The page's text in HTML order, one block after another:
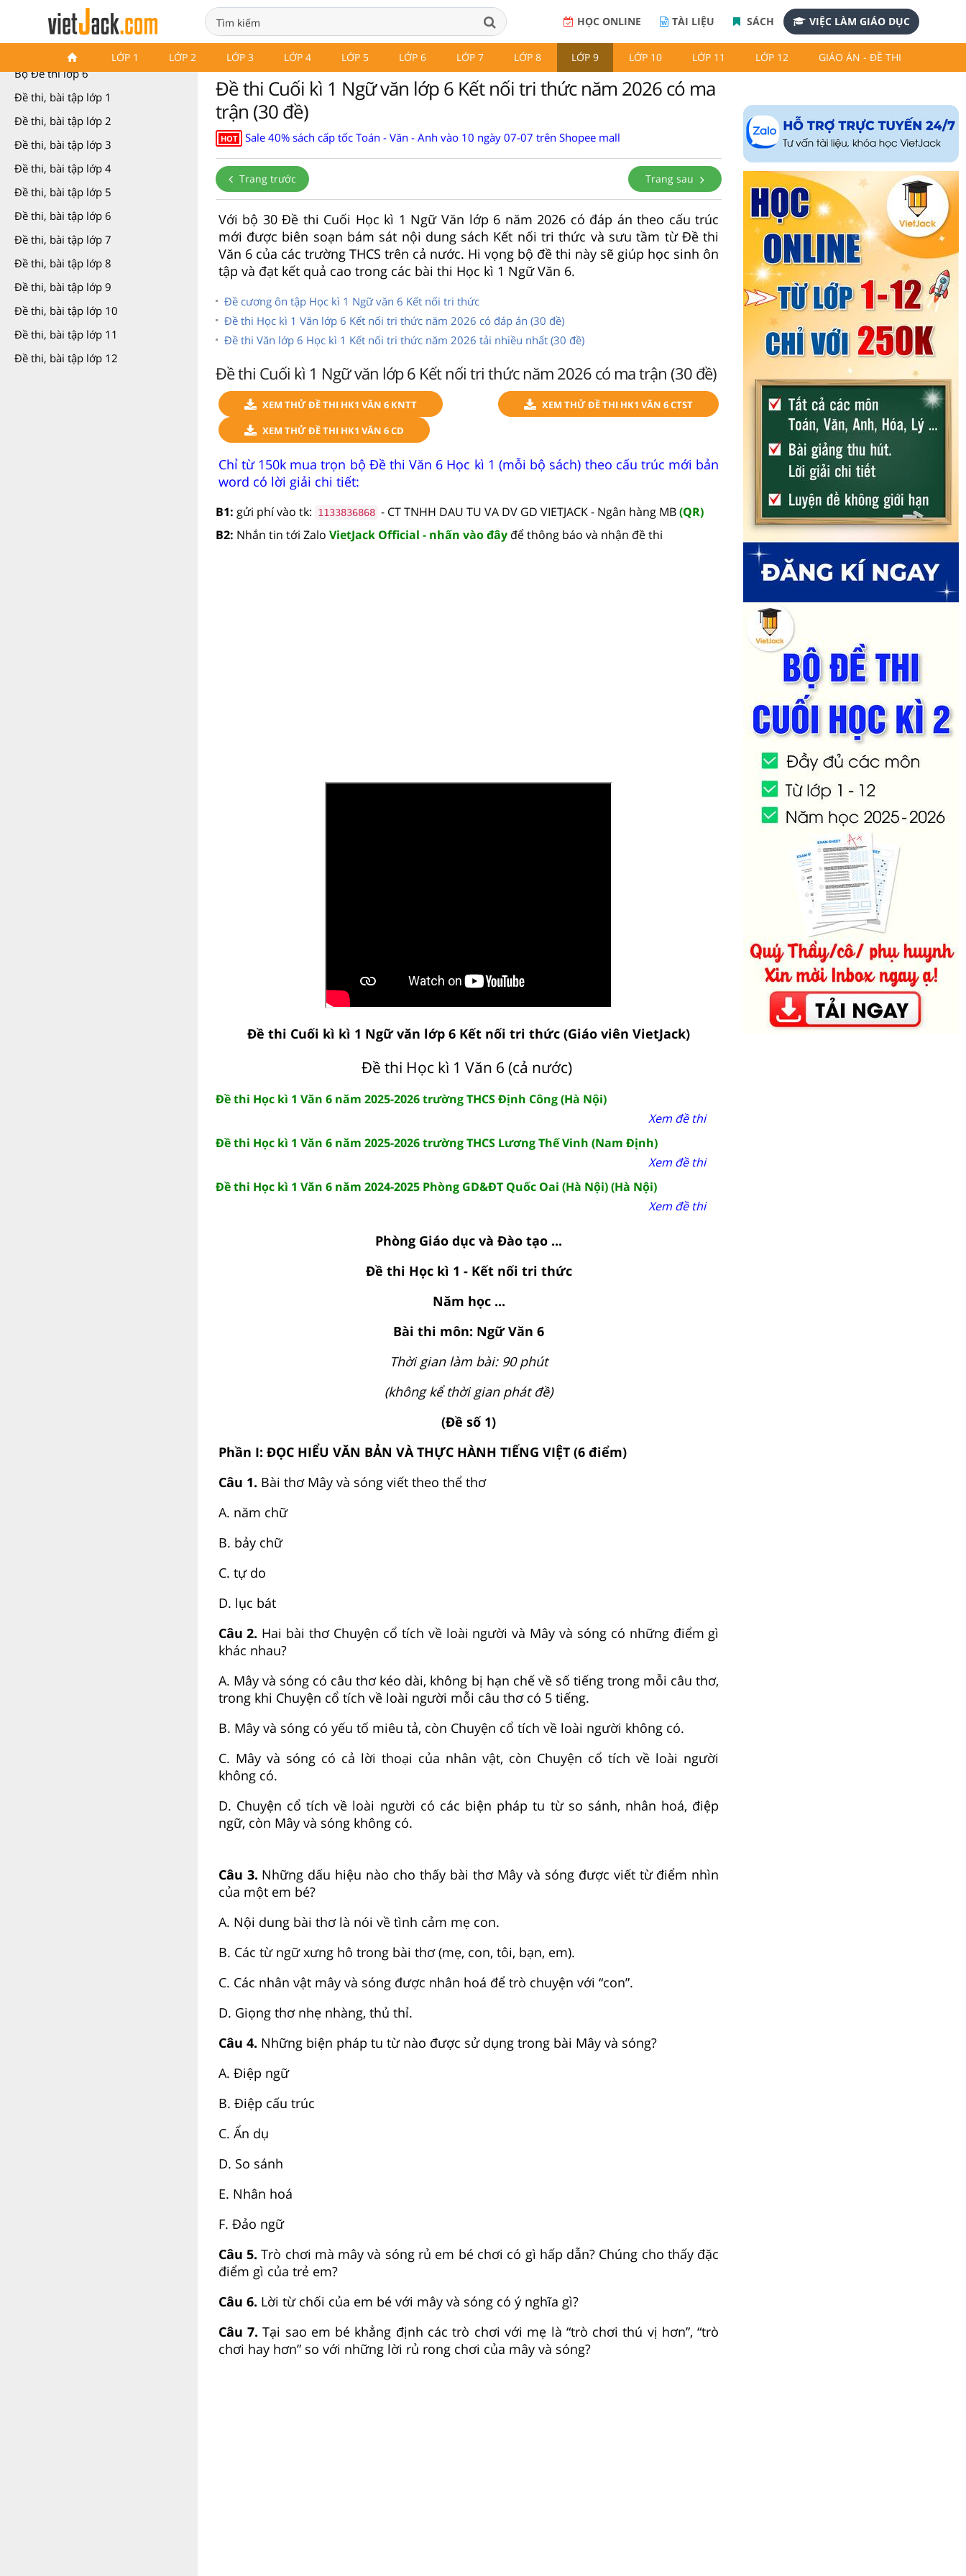
HỌC ONLINE TÀI LIỆU SÁCH VIỆC LÀM GIÁO DỤC
LỚP 1 LỚP 2 LỚP 3 LỚP 4 LỚP 5 LỚP 6 LỚP 7 LỚP 8 LỚP 9 LỚP 10 LỚP 11 LỚP 12 GIÁO ÁN - ĐỀ THI
Bộ Đề thi lớp 6
Bộ Đề thi lớp 6
Đề thi, bài tập lớp 1
Đề thi, bài tập lớp 2
Đề thi, bài tập lớp 3
Đề thi, bài tập lớp 4
Đề thi, bài tập lớp 5
Đề thi, bài tập lớp 6
Đề thi, bài tập lớp 7
Đề thi, bài tập lớp 8
Đề thi, bài tập lớp 9
Đề thi, bài tập lớp 10
Đề thi, bài tập lớp 11
Đề thi, bài tập lớp 12
Đề thi Cuối kì 1 Ngữ văn lớp 6 Kết nối tri thức năm 2026 có ma
trận (30 đề)
HOT Sale 40% sách cấp tốc Toán - Văn - Anh vào 10 ngày 07-07 trên Shopee mall
Trang trước Trang sau
Với bộ 30 Đề thi Cuối Học kì 1 Ngữ Văn lớp 6 năm 2026 có đáp án theo cấu trúc
mới được biên soạn bám sát nội dung sách Kết nối tri thức và sưu tầm từ Đề thi
Văn 6 của các trường THCS trên cả nước. Hi vọng bộ đề thi này sẽ giúp học sinh ôn
tập và đạt kết quả cao trong các bài thi Học kì 1 Ngữ Văn 6.
Đề cương ôn tập Học kì 1 Ngữ văn 6 Kết nối tri thức
Đề thi Học kì 1 Văn lớp 6 Kết nối tri thức năm 2026 có đáp án (30 đề)
Đề thi Văn lớp 6 Học kì 1 Kết nối tri thức năm 2026 tải nhiều nhất (30 đề)
Đề thi Cuối kì 1 Ngữ văn lớp 6 Kết nối tri thức năm 2026 có ma trận (30 đề)
XEM THỬ ĐỀ THI HK1 VĂN 6 KNTT
XEM THỬ ĐỀ THI HK1 VĂN 6 CTST
XEM THỬ ĐỀ THI HK1 VĂN 6 CD
Chỉ từ 150k mua trọn bộ Đề thi Văn 6 Học kì 1 (mỗi bộ sách) theo cấu trúc mới bản
word có lời giải chi tiết:
B1: gửi phí vào tk: 1133836868 - CT TNHH DAU TU VA DV GD VIETJACK - Ngân hàng MB(QR)
B2: Nhắn tin tới Zalo VietJack Official - nhấn vào đây để thông báo và nhận đề thi
Đề thi Cuối kì kì 1 Ngữ văn lớp 6 Kết nối tri thức (Giáo viên VietJack)
Đề thi Học kì 1 Văn 6 (cả nước)
Đề thi Học kì 1 Văn 6 năm 2025-2026 trường THCS Định Công (Hà Nội)
Xem đề thi
Đề thi Học kì 1 Văn 6 năm 2025-2026 trường THCS Lương Thế Vinh (Nam Định)
Xem đề thi
Đề thi Học kì 1 Văn 6 năm 2024-2025 Phòng GD&ĐT Quốc Oai (Hà Nội) (Hà Nội)
Xem đề thi
Phòng Giáo dục và Đào tạo ...
Đề thi Học kì 1 - Kết nối tri thức
Năm học ...
Bài thi môn: Ngữ Văn 6
Thời gian làm bài: 90 phút
(không kể thời gian phát đề)
(Đề số 1)
Phần I: ĐỌC HIỂU VĂN BẢN VÀ THỰC HÀNH TIẾNG VIỆT (6 điểm)
Câu 1. Bài thơ Mây và sóng viết theo thể thơ
A. năm chữ
B. bảy chữ
C. tự do
D. lục bát
Câu 2. Hai bài thơ Chuyện cổ tích về loài người và Mây và sóng có những điểm gì
khác nhau?
A. Mây và sóng có câu thơ kéo dài, không bị hạn chế về số tiếng trong mỗi câu thơ,
trong khi Chuyện cổ tích về loài người mỗi câu thơ có 5 tiếng.
B. Mây và sóng có yếu tố miêu tả, còn Chuyện cổ tích về loài người không có.
C. Mây và sóng có cả lời thoại của nhân vật, còn Chuyện cổ tích về loài người
không có.
D. Chuyện cổ tích về loài người có các biện pháp tu từ so sánh, nhân hoá, điệp
ngữ, còn Mây và sóng không có.
Câu 3. Những dấu hiệu nào cho thấy bài thơ Mây và sóng được viết từ điểm nhìn
của một em bé?
A. Nội dung bài thơ là nói về tình cảm mẹ con.
B. Các từ ngữ xưng hô trong bài thơ (mẹ, con, tôi, bạn, em).
C. Các nhân vật mây và sóng được nhân hoá để trò chuyện với “con”.
D. Giọng thơ nhẹ nhàng, thủ thỉ.
Câu 4. Những biện pháp tu từ nào được sử dụng trong bài Mây và sóng?
A. Điệp ngữ
B. Điệp cấu trúc
C. Ẩn dụ
D. So sánh
E. Nhân hoá
F. Đảo ngữ
Câu 5. Trò chơi mà mây và sóng rủ em bé chơi có gì hấp dẫn? Chúng cho thấy đặc
điểm gì của trẻ em?
Câu 6. Lời từ chối của em bé với mây và sóng có ý nghĩa gì?
Câu 7. Tại sao em bé khẳng định các trò chơi với mẹ là “trò chơi thú vị hơn”, “trò
chơi hay hơn” so với những lời rủ rong chơi của mây và sóng?